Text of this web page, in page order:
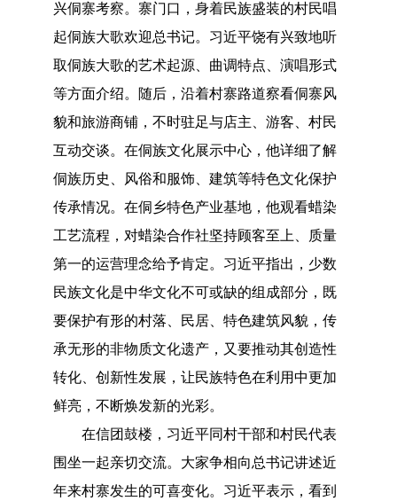
兴侗寨考察。寨门口，身着民族盛装的村民唱
起侗族大歌欢迎总书记。习近平饶有兴致地听
取侗族大歌的艺术起源、曲调特点、演唱形式
等方面介绍。随后，沿着村寨路道察看侗寨风
貌和旅游商铺，不时驻足与店主、游客、村民
互动交谈。在侗族文化展示中心，他详细了解
侗族历史、风俗和服饰、建筑等特色文化保护
传承情况。在侗乡特色产业基地，他观看蜡染
工艺流程，对蜡染合作社坚持顾客至上、质量
第一的运营理念给予肯定。习近平指出，少数
民族文化是中华文化不可或缺的组成部分，既
要保护有形的村落、民居、特色建筑风貌，传
承无形的非物质文化遗产，又要推动其创造性
转化、创新性发展，让民族特色在利用中更加
鲜亮，不断焕发新的光彩。
在信团鼓楼，习近平同村干部和村民代表
围坐一起亲切交流。大家争相向总书记讲述近
年来村寨发生的可喜变化。习近平表示，看到